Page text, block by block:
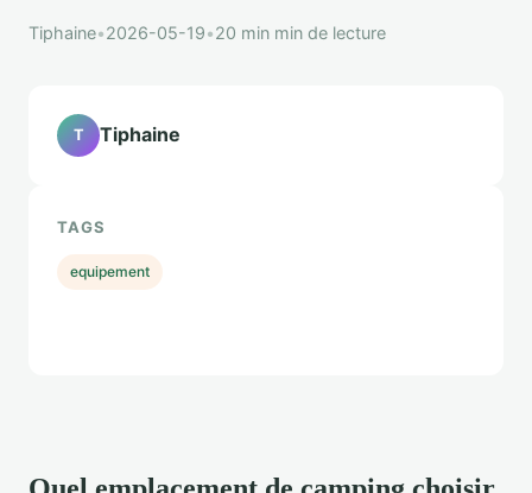
Tiphaine•2026-05-19•20 min min de lecture
T Tiphaine
TAGS
equipement